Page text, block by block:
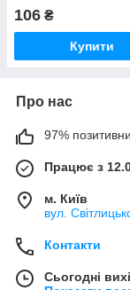
106 ₴
Купити
Про нас
97%
Працює з
м. Київ
вул.
Контакти
Сьогодні